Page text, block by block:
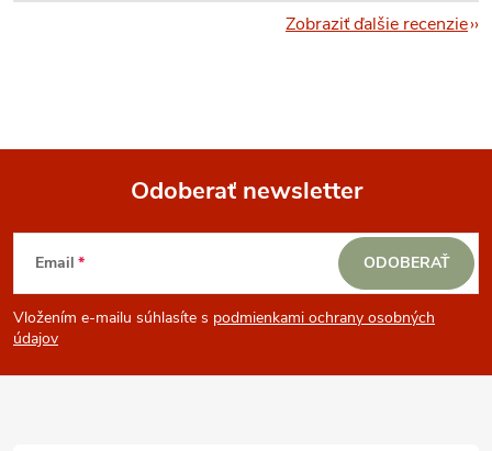
Zobraziť ďalšie recenzie
Z
á
p
Odoberať newsletter
Email
Vložením e-mailu súhlasíte s podmienkami ochrany osobných
údajov
ODOBERAŤ